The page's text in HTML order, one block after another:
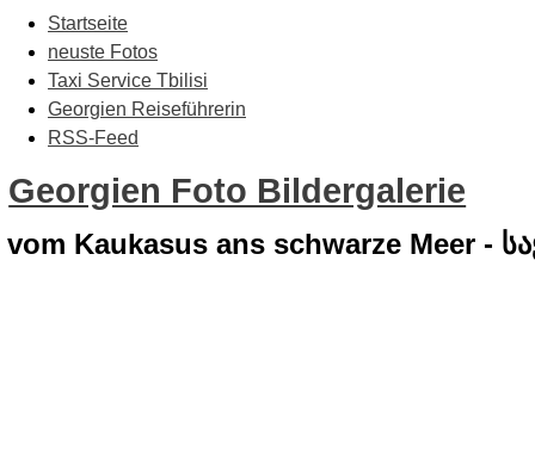
Startseite
neuste Fotos
Taxi Service Tbilisi
Georgien Reiseführerin
RSS-Feed
Georgien Foto Bildergalerie
vom Kaukasus ans schwarze Meer -